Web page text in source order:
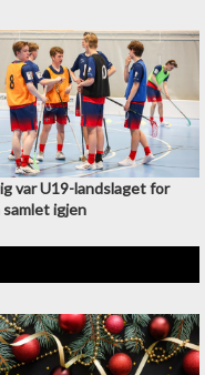
var U19-landslaget for
samlet igjen